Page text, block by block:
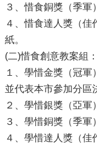
３、惜食銅獎（季軍
４、惜食達人獎（佳
紙。
(二)惜食創意教案組：
１、學惜金獎（冠軍
並代表本市參加分區
２、學惜銀獎（亞軍
３、學惜銅獎（季軍
４、學惜達人獎（佳